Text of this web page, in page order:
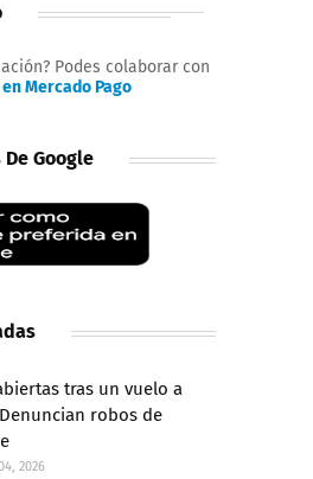
Podes colaborar con
Mercado Pago
Google
tras un vuelo a
robos de
2026